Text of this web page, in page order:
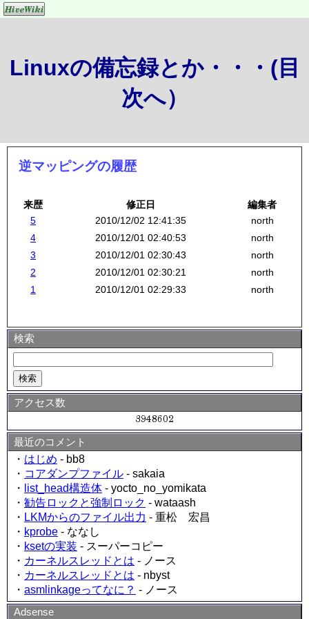
Linuxの備忘録とか・・・(目
次へ）
逆マッピングの履歴
来歴 修正日
編集者
5
2010/12/02 12:41:35
north
4
2010/12/01 02:40:53
north
3
2010/12/01 02:30:43
north
2
2010/12/01 02:30:21
north
1
2010/12/01 02:29:33 north
検索
アクセス数
最近のコメント
・ はじめ - bb8
・ コアダンプファイル - sakaia
・
list_head構造体 - yocto_no_yomikata
・ 勧告ロックと強制ロック - wataash
・ LKMからのファイル出力 - 重松 宏昌
・ kprobe - ななし
・ ksetの実装 - スーパーコピー
・ カーネルスレッドとは - ノース
・ カーネルスレッドとは - nbyst
・ asmlinkageってなに？ - ノース
Adsense